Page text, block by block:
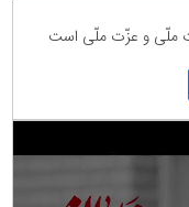
ملّی و عزّت ملّی است